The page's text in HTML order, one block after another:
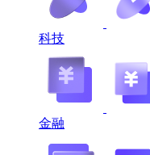
科技
金融